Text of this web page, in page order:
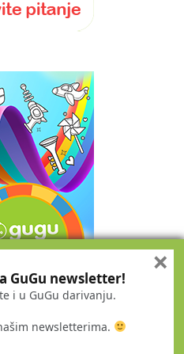
GuGu newsletter!
i u GuGu darivanju.
newsletterima.
×